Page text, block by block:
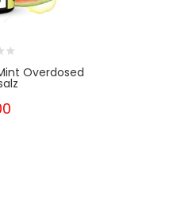
Overdosed